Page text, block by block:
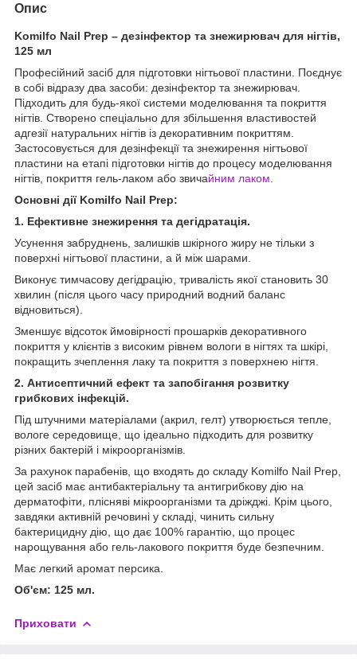
Опис
Komilfo Nail Prep – дезінфектор та знежирювач для нігтів,
125 мл
Професійний засіб для підготовки нігтьової пластини. Поєднує
в собі відразу два засоби: дезінфектор та знежирювач.
Підходить для будь-якої системи моделювання та покриття
нігтів. Створено спеціально для збільшення властивостей
адгезії натуральних нігтів із декоративним покриттям.
Застосовується для дезінфекції та знежирення нігтьової
пластини на етапі підготовки нігтів до процесу моделювання
нігтів, покриття гель-лаком або звичайним лаком
Основні дії Komilfo Nail Prep:
1. Ефективне знежирення та дегідратація.
Усунення забруднень, залишків шкірного жиру не тільки з
поверхні нігтьової пластини, а й між шарами.
Виконує тимчасову дегідрацію, тривалість якої становить 30
хвилин (після цього часу природний водний баланс
відновиться).
Зменшує відсоток ймовірності прошарків декоративного
покриття у клієнтів з високим рівнем вологи в нігтях та шкірі,
покращить зчеплення лаку та покриття з поверхнею нігтя.
2. Антисептичний ефект та запобігання розвитку
грибкових інфекцій.
Під штучними матеріалами (акрил, гелт) утворюється тепле,
вологе середовище, що ідеально підходить для розвитку
різних бактерій і мікроорганізмів.
За рахунок парабенів, що входять до складу Komilfo Nail Prep,
цей засіб має антибактеріальну та антигрибкову дію на
дерматофіти, плісняві мікроорганізми та дріжджі. Крім цього,
завдяки активній речовині у складі, чинить сильну
бактерицидну дію, що дає 100% гарантію, що процес
нарощування або гель-лакового покриття буде безпечним.
Має легкий аромат персика.
Об'єм: 125 мл.
Приховати